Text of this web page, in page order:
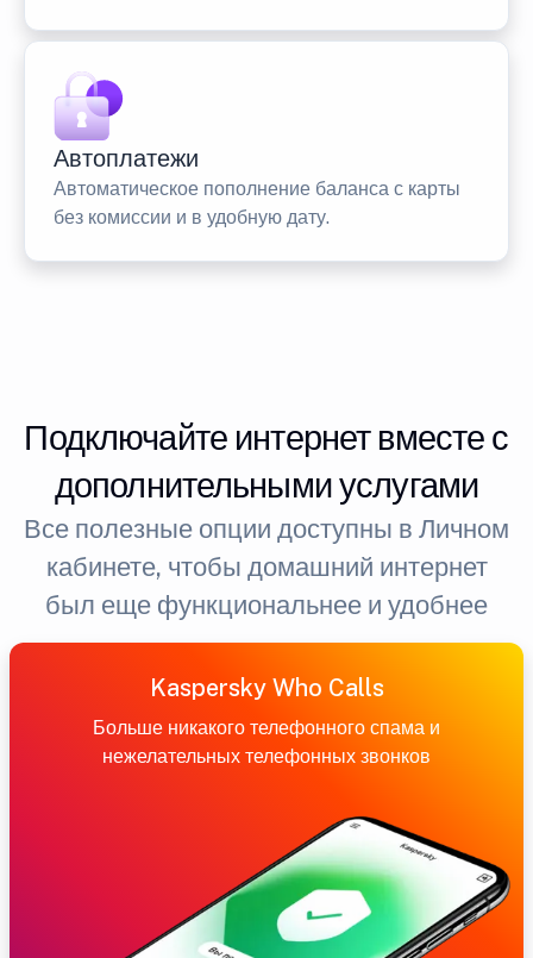
Автоплатежи
Автоматическое пополнение баланса с карты
без комиссии и в удобную дату.
Подключайте интернет вместе с
дополнительными услугами
Все полезные опции доступны в Личном
кабинете, чтобы домашний интернет
был еще функциональнее и удобнее
Kaspersky Who Calls
Больше никакого телефонного спама и
нежелательных телефонных звонков